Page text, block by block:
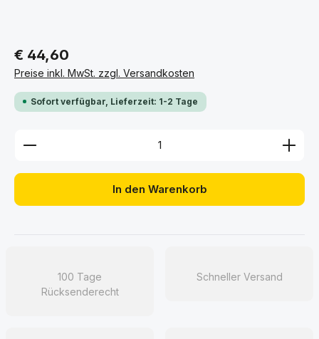
€ 44,60
Preise inkl. MwSt. zzgl. Versandkosten
Sofort verfügbar, Lieferzeit: 1-2 Tage
Produkt Anzahl: Gib den gewünschten Wert ein
In den Warenkorb
100 Tage
Rücksenderecht
Schneller Versand